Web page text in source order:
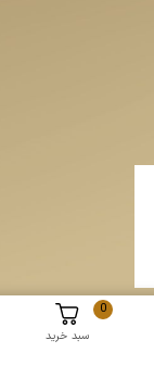
0
سبد خرید